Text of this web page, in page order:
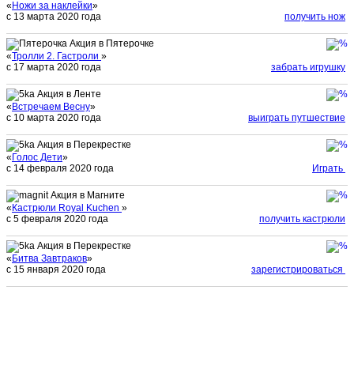
« Ножи за наклейки»
с 13 марта 2020 года
получить нож
Акция в Пятерочке
«Тролли 2. Гастроли »
с 17 марта 2020 года
забрать игрушку
Акция в Ленте
« Встречаем Весну»
с 10 марта 2020 года
выиграть путшествие
Акция в Перекрестке
« Голос Дети»
с 14 февраля 2020 года
Играть
Акция в Магните
« Кастрюли Royal Kuchen »
с 5 февраля 2020 года
получить кастрюли
Акция в Перекрестке
« Битва Завтраков»
с 15 января 2020 года
зарегистрироваться